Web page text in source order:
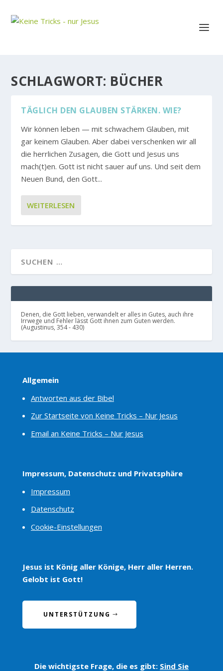
SCHLAGWORT: BÜCHER
TÄGLICH DEN GLAUBEN STÄRKEN. WIE?
Wir können leben — mit schwachem Glauben, mit
gar keinem Glauben. Aber dabei verschenken wir all
die herrlichen Zusagen, die Gott und Jesus uns
mach(t)en. Gott ist nicht sauer auf uns. Und seit dem
Neuen Bund, den Gott...
WEITERLESEN
Denen, die Gott lieben, verwandelt er alles in Gutes, auch ihre
Irrwege und Fehler lässt Gott ihnen zum Guten werden.
(Augustinus, 354 - 430)
Allgemein
Antworten aus der Bibel
Zur Startseite von Keine Tricks – Nur Jesus
Email an Keine Tricks – Nur Jesus
Impressum, Datenschutz und Privatsphäre
Impressum
Datenschutz
Cookie-Einstellungen
Jesus ist König aller Könige, Herr aller Herren.
Gelobt ist Gott!
UNTERSTÜTZUNG
Die wichtigste Frage, die es gibt: Sind Sie